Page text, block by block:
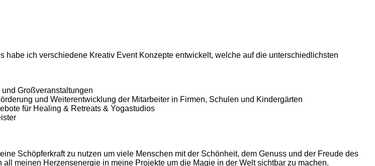
ich verschiedene Kreativ Event Konzepte entwickelt, welche auf die unterschiedlichsten
Großveranstaltungen
und Weiterentwicklung der Mitarbeiter in Firmen, Schulen und Kindergärten
für Healing & Retreats & Yogastudios
Schöpferkraft zu nutzen um viele Menschen mit der Schönheit, dem Genuss und der Freude des
meinen Herzensenergie in meine Projekte um die Magie in der Welt sichtbar zu machen.